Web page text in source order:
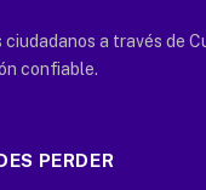
ciudadanos a través de
confiable.
PERDER